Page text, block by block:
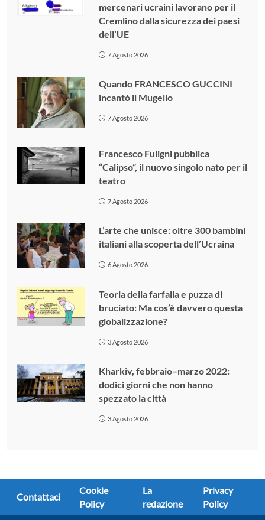
mercenari ucraini lavorano per il
Cremlino dalla sicurezza dei paesi
dell’UE
7 Agosto 2026
Quando FRANCESCO GUCCINI
incantò il Mugello
7 Agosto 2026
Francesco Fuligni pubblica
“Calipso”, il nuovo singolo nato per il
teatro
7 Agosto 2026
L’arte che unisce: oltre 300 bambini
italiani alla scoperta dell’Ucraina
6 Agosto 2026
Teoria della farfalla e puzza di
bruciato: Ma cos’è davvero questa
globalizzazione?
3 Agosto 2026
Kharkiv, febbraio–marzo 2022:
dodici giorni che non hanno
spezzato la città
3 Agosto 2026
Contattaci
Cookie
Policy
La
redazione
Privacy
Policy